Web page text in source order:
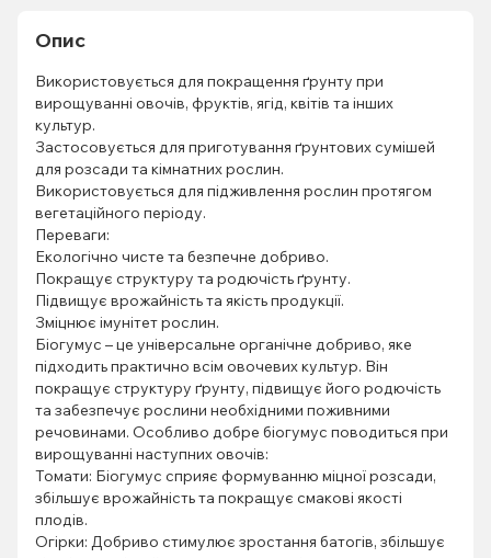
Опис
Використовується для покращення ґрунту при
вирощуванні овочів, фруктів, ягід, квітів та інших
культур.
Застосовується для приготування ґрунтових сумішей
для розсади та кімнатних рослин.
Використовується для підживлення рослин протягом
вегетаційного періоду.
Переваги:
Екологічно чисте та безпечне добриво.
Покращує структуру та родючість ґрунту.
Підвищує врожайність та якість продукції.
Зміцнює імунітет рослин.
Біогумус – це універсальне органічне добриво, яке
підходить практично всім овочевих культур. Він
покращує структуру ґрунту, підвищує його родючість
та забезпечує рослини необхідними поживними
речовинами. Особливо добре біогумус поводиться при
вирощуванні наступних овочів:
Томати: Біогумус сприяє формуванню міцної розсади,
збільшує врожайність та покращує смакові якості
плодів.
Огірки: Добриво стимулює зростання батогів, збільшує